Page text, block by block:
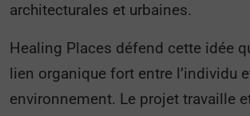
architecturales et urbaines.
Healing Places défend cette idée
lien organique fort entre l’individu
environnement. Le projet travaille